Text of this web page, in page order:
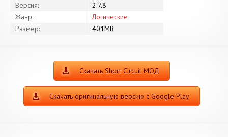
Версия:
2.7.8
Жанр:
Логические
Размер:
401MB
Скачать Short Circuit МОД
Скачать оригинальную версию с Google Play